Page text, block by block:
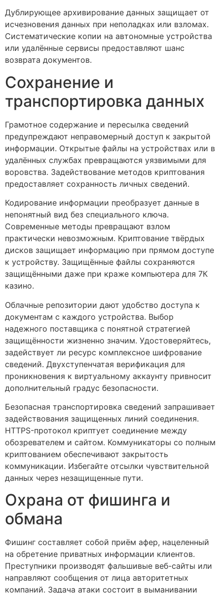
Дублирующее архивирование данных защищает от
исчезновения данных при неполадках или взломах.
Систематические копии на автономные устройства
или удалённые сервисы предоставляют шанс
возврата документов.
Сохранение и
транспортировка данных
Грамотное содержание и пересылка сведений
предупреждают неправомерный доступ к закрытой
информации. Открытые файлы на устройствах или в
удалённых службах превращаются уязвимыми для
воровства. Задействование методов криптования
предоставляет сохранность личных сведений.
Кодирование информации преобразует данные в
непонятный вид без специального ключа.
Современные методы превращают взлом
практически невозможным. Криптование твёрдых
дисков защищает информацию при прямом доступе
к устройству. Защищённые файлы сохраняются
защищёнными даже при краже компьютера для 7К
казино.
Облачные репозитории дают удобство доступа к
документам с каждого устройства. Выбор
надежного поставщика с понятной стратегией
защищённости жизненно значим. Удостоверяйтесь,
задействует ли ресурс комплексное шифрование
сведений. Двухступенчатая верификация для
проникновения к виртуальному аккаунту привносит
дополнительный градус безопасности.
Безопасная транспортировка сведений запрашивает
задействования защищенных линий соединения.
HTTPS-протокол криптует соединение между
обозревателем и сайтом. Коммуникаторы со полным
криптованием обеспечивают закрытость
коммуникации. Избегайте отсылки чувствительной
данных через незащищенные пути.
Охрана от фишинга и
обмана
Фишинг составляет собой приём афер, нацеленный
на обретение приватных информации клиентов.
Преступники производят фальшивые веб-сайты или
направляют сообщения от лица авторитетных
компаний. Задача атаки состоит в выманивании